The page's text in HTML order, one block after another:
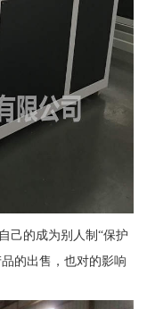
己的成为别人制“保护
的出售，也对的影响